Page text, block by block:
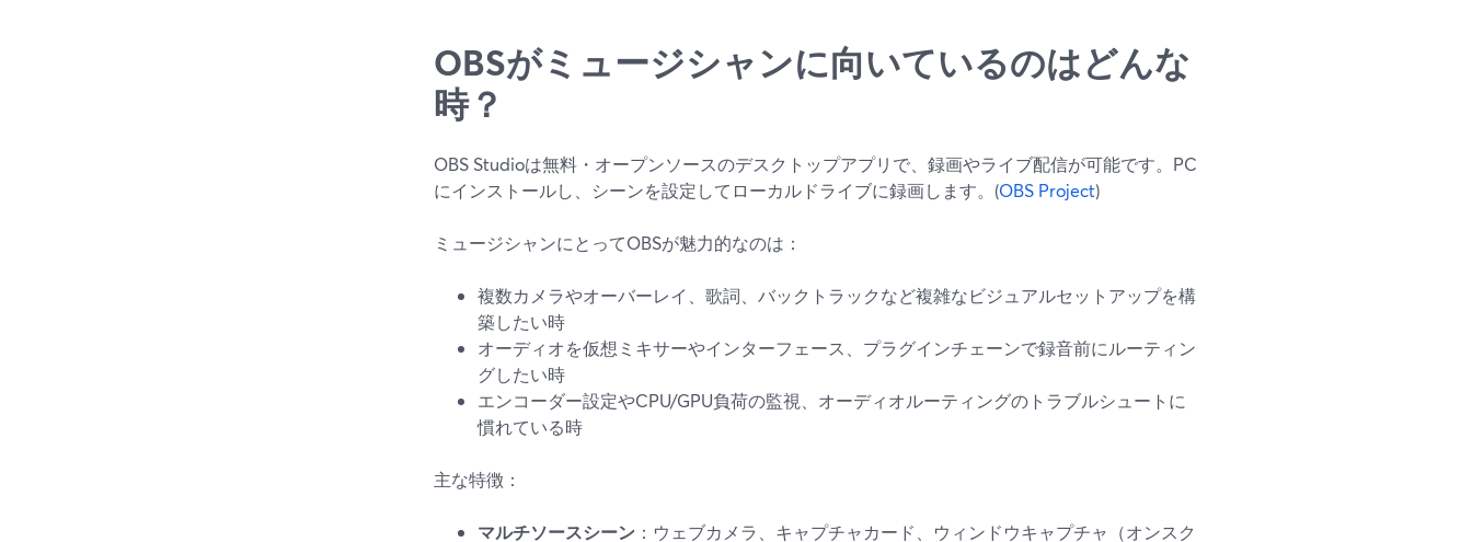
OBSがミュージシャンに向いているのはどんな
時？
OBS Studioは無料・オープンソースのデスクトップアプリで、録画やライブ配信が可能です。PC
にインストールし、シーンを設定してローカルドライブに録画します。(OBS Project)
ミュージシャンにとってOBSが魅力的なのは：
複数カメラやオーバーレイ、歌詞、バックトラックなど複雑なビジュアルセットアップを構
築したい時
オーディオを仮想ミキサーやインターフェース、プラグインチェーンで録音前にルーティン
グしたい時
エンコーダー設定やCPU/GPU負荷の監視、オーディオルーティングのトラブルシュートに
慣れている時
主な特徴：
マルチソースシーン ：ウェブカメラ、キャプチャカード、ウィンドウキャプチャ（オンスク